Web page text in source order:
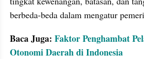
berbeda-beda dalam mengatur
Baca Juga: Faktor Penghambat
Otonomi Daerah di Indonesia